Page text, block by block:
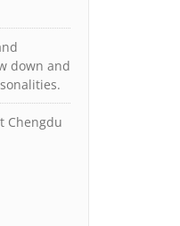
down and
Chengdu